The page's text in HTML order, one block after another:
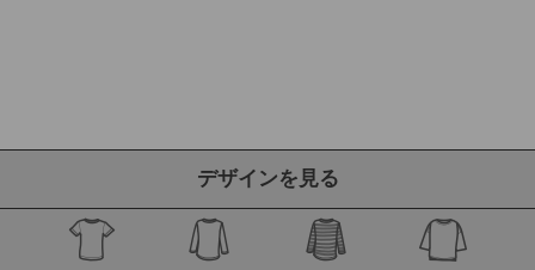
デザインを見る